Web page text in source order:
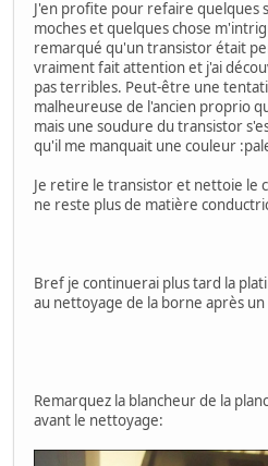
J'en profite pour refaire quelques
moches et quelques chose
remarqué qu'un transistor était
vraiment fait attention et j'ai
pas terribles. Peut-être une
malheureuse de l'ancien proprio
mais une soudure du transistor
qu'il me manquait une couleur
Je retire le transistor et nettoie le
ne reste plus de matière
Bref je continuerai plus tard la
au nettoyage de la borne après
Remarquez la blancheur de la
avant le nettoyage: